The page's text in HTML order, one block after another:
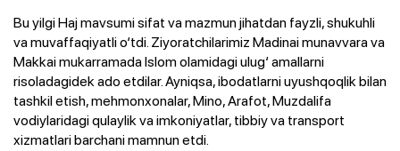
Bu yilgi Haj mavsumi sifat va mazmun jihatdan fayzli, shukuhli
va muvaffaqiyatli o‘tdi. Ziyoratchilarimiz Madinai munavvara va
Makkai mukarramada Islom olamidagi ulug‘ amallarni
risoladagidek ado etdilar. Ayniqsa, ibodatlarni uyushqoqlik bilan
tashkil etish, mehmonxonalar, Mino, Arafot, Muzdalifa
vodiylaridagi qulaylik va imkoniyatlar, tibbiy va transport
xizmatlari barchani mamnun etdi.